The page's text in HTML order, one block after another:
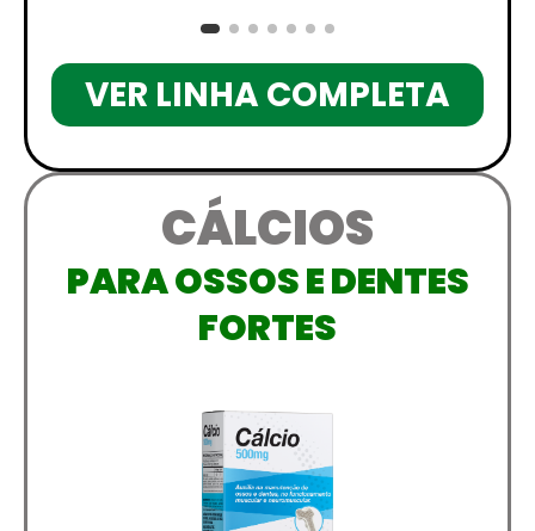
VER LINHA COMPLETA
CÁLCIOS
PARA OSSOS E DENTES
FORTES